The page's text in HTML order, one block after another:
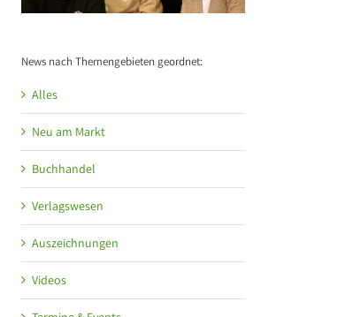
News nach Themengebieten geordnet:
Alles
Neu am Markt
Buchhandel
Verlagswesen
Auszeichnungen
Videos